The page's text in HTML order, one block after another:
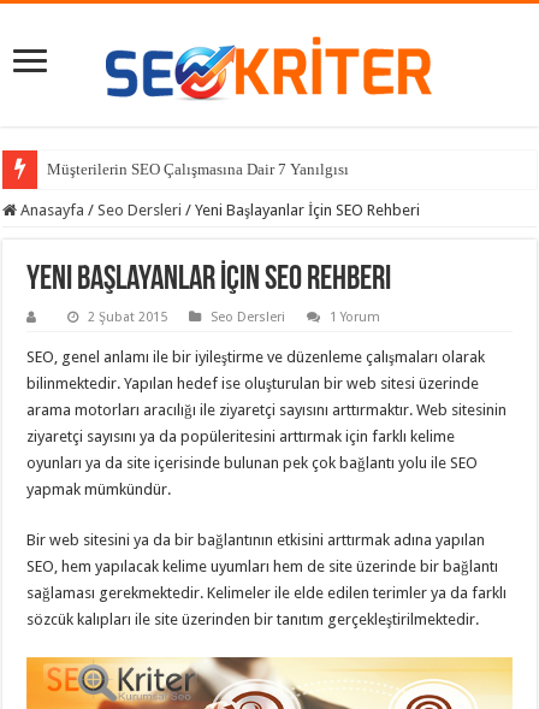
Müşterilerin SEO Çalışmasına Dair 7 Yanılgısı
Anasayfa / Seo Dersleri / Yeni Başlayanlar İçin SEO Rehberi
Yeni Başlayanlar İçin SEO Rehberi
2 Şubat 2015 Seo Dersleri 1 Yorum
SEO, genel anlamı ile bir iyileştirme ve düzenleme çalışmaları olarak
bilinmektedir. Yapılan hedef ise oluşturulan bir web sitesi üzerinde
arama motorları aracılığı ile ziyaretçi sayısını arttırmaktır. Web sitesinin
ziyaretçi sayısını ya da popüleritesini arttırmak için farklı kelime
oyunları ya da site içerisinde bulunan pek çok bağlantı yolu ile SEO
yapmak mümkündür.
Bir web sitesini ya da bir bağlantının etkisini arttırmak adına yapılan
SEO, hem yapılacak kelime uyumları hem de site üzerinde bir bağlantı
sağlaması gerekmektedir. Kelimeler ile elde edilen terimler ya da farklı
sözcük kalıpları ile site üzerinden bir tanıtım gerçekleştirilmektedir.